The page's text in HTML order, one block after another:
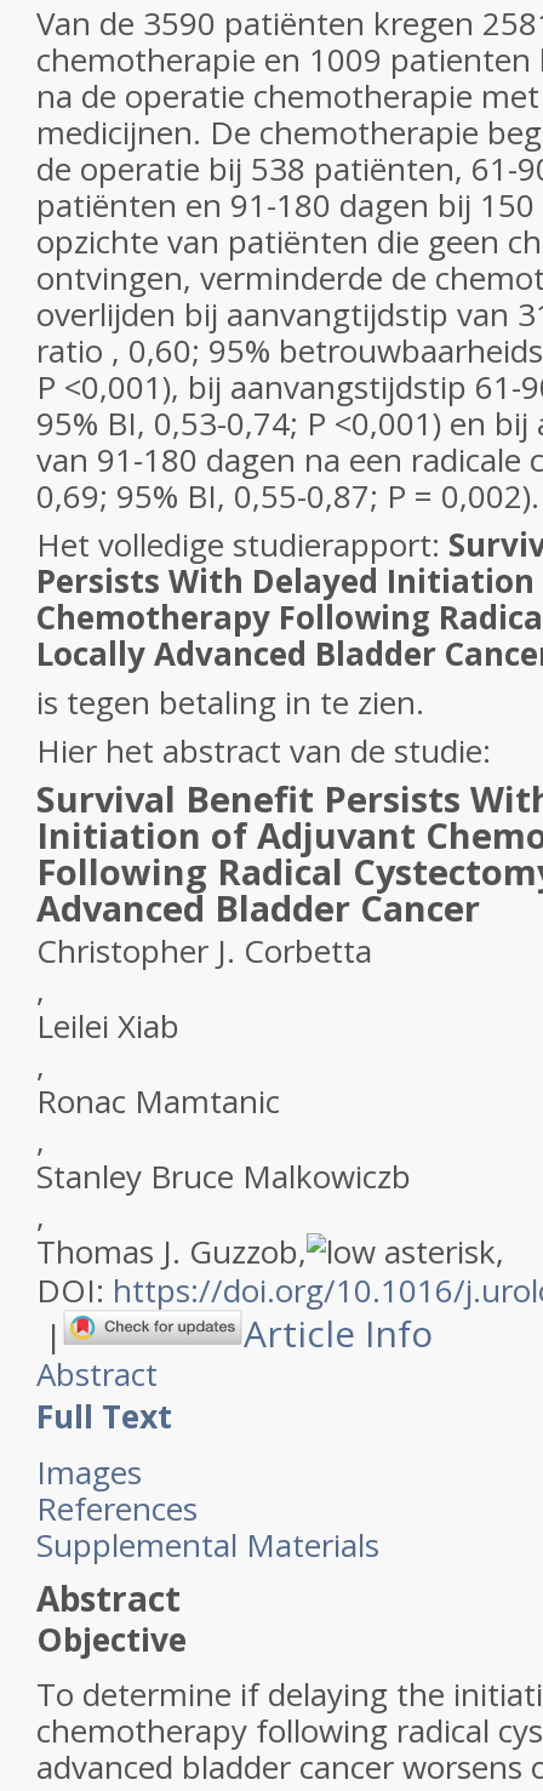
Van de 3590 patiënten kregen
chemotherapie en 1009 patienten
na de operatie chemotherapie
medicijnen. De chemotherapie
de operatie bij 538 patiënten, 61-
patiënten en 91-180 dagen bij
opzichte van patiënten die geen
ontvingen, verminderde de
overlijden bij aanvangtijdstip van
ratio , 0,60; 95%
P <0,001), bij aanvangstijdstip 61-
95% BI, 0,53-0,74; P <0,001) en
van 91-180 dagen na een radicale
0,69; 95% BI, 0,55-0,87; P = 0,002).
Het volledige studierapport:
Persists With Delayed
Chemotherapy Following
Locally Advanced Bladder
is tegen betaling in te zien.
Hier het abstract van de studie:
Survival Benefit Persists
Initiation of Adjuvant
Following Radical
Advanced Bladder Cancer
Christopher J. Corbetta
,
Leilei Xiab
,
Ronac Mamtanic
,
Stanley Bruce Malkowiczb
,
Thomas J. Guzzob,
,
DOI: https://doi.org/10.1016/
|
Article Info
Abstract
Full Text
Images
References
Supplemental Materials
Abstract
Objective
To determine if delaying the
chemotherapy following radical
advanced bladder cancer worsens